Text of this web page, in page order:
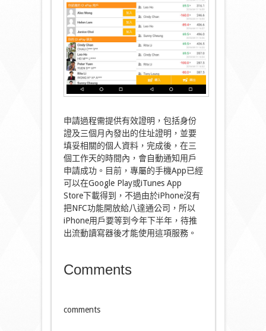
申請過程需提供有效證明，包括身份
證及三個月內發出的住址證明，並要
填妥相關的個人資料，完成後，在三
個工作天的時間內，會自動通知用戶
申請成功。目前，專屬的手機App已經
可以在Google Play或iTunes App
Store下載得到，不過由於iPhone沒有
把NFC功能開放給八達通公司，所以
iPhone用戶要等到今年下半年，待推
出流動讀寫器後才能使用這項服務。
Comments
comments